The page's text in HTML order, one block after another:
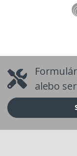
alebo